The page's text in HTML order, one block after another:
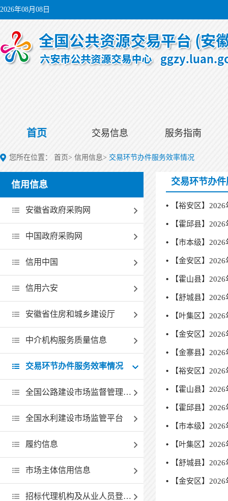
2026年08月08日
首页 交易信息 服务指南
您所在位置： 首页> 信用信息> 交易环节办件服务效率情况
信用信息
安徽省政府采购网
中国政府采购网
信用中国
信用六安
安徽省住房和城乡建设厅
中介机构服务质量信息
交易环节办件服务效率情况
全国公路建设市场监督管理查询系统
全国水利建设市场监管平台
履约信息
市场主体信用信息
招标代理机构及从业人员登记和履职情况一览表
交易环节办
【裕安区】
【霍邱县】
【市本级】
【金安区】
【霍山县】
【舒城县】
【叶集区】
【金安区】
【金寨县】
【裕安区】
【霍山县】
【霍邱县】
【市本级】
【叶集区】
【舒城县】
【金安区】